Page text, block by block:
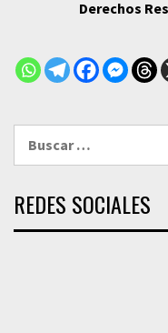
Derechos
REDES SOCIALES